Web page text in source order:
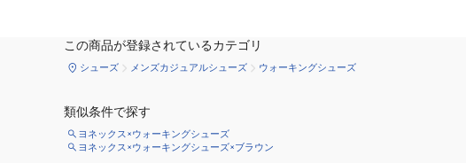
この商品が登録されているカテゴリ
シューズ メンズカジュアルシューズ ウォーキングシューズ
類似条件で探す
ヨネックス×ウォーキングシューズ
ヨネックス×ウォーキングシューズ×ブラウン